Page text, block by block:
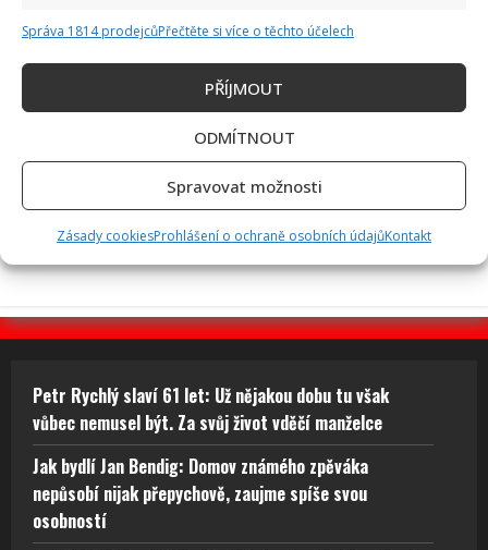
Správa 1814 prodejcůPřečtěte si více o těchto účelech
PŘÍJMOUT
ODMÍTNOUT
Spravovat možnosti
Zásady cookiesProhlášení o ochraně osobních údajůKontakt
Alena Schillerová terčem Víta Rakušana: Politici vedou
ohledně obžaloby Pavla Blažka vášnivé diskuze
Petr Rychlý slaví 61 let: Už nějakou dobu tu však
vůbec nemusel být. Za svůj život vděčí manželce
Jak bydlí Jan Bendig: Domov známého zpěváka
nepůsobí nijak přepychově, zaujme spíše svou
osobností